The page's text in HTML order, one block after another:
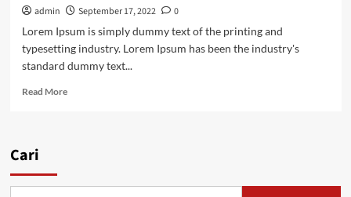
admin September 17, 2022
0
Lorem Ipsum is simply dummy text of the printing and
typesetting industry. Lorem Ipsum has been the industry's
standard dummy text...
Read MoreRead
Cari